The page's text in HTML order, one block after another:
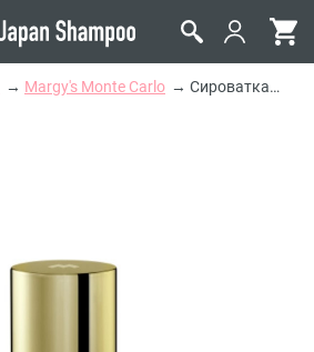
Margy's Monte Carlo Сироватка Потрійний Концентрат Margy's Monte Carlo Triple Concentrate